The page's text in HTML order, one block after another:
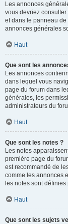
Les annonces
vous devriez
et dans le panneau de
annonces générales
Haut
Que sont les
Les annonces
dans lequel vous
page du forum dans
générales, les
administrateurs du
Haut
Que sont les notes ?
Les notes
première page du
est recommandé de
comme les annonces
les notes sont
Haut
Que sont les sujets